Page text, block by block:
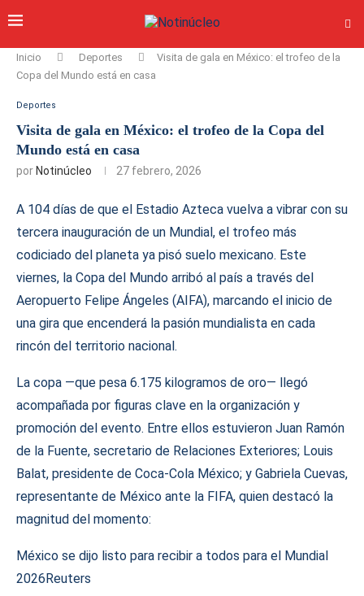
Inicio Deportes
Visita de gala en México: el trofeo de la
Copa del Mundo está en casa
Deportes
Visita de gala en México: el trofeo de la Copa del
Mundo está en casa
por Notinúcleo 27 febrero, 2026
A 104 días de que el Estadio Azteca vuelva a vibrar con su
tercera inauguración de un Mundial, el trofeo más
codiciado del planeta ya pisó suelo mexicano. Este
viernes, la Copa del Mundo arribó al país a través del
Aeropuerto Felipe Ángeles (AIFA), marcando el inicio de
una gira que encenderá la pasión mundialista en cada
rincón del territorio nacional.
La copa —que pesa 6.175 kilogramos de oro— llegó
acompañada por figuras clave en la organización y
promoción del evento. Entre ellos estuvieron Juan Ramón
de la Fuente, secretario de Relaciones Exteriores; Louis
Balat, presidente de Coca-Cola México; y Gabriela Cuevas,
representante de México ante la FIFA, quien destacó la
magnitud del momento:
México se dijo listo para recibir a todos para el Mundial
2026Reuters